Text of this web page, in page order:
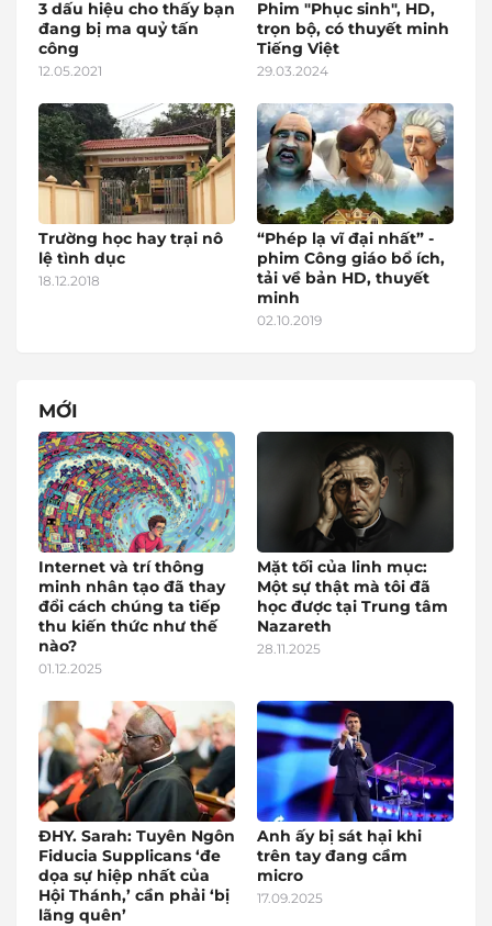
3 dấu hiệu cho thấy bạn
đang bị ma quỷ tấn
công
12.05.2021
Phim "Phục sinh", HD,
trọn bộ, có thuyết minh
Tiếng Việt
29.03.2024
Trường học hay trại nô
lệ tình dục
18.12.2018
“Phép lạ vĩ đại nhất” -
phim Công giáo bổ ích,
tải về bản HD, thuyết
minh
02.10.2019
MỚI
Internet và trí thông
minh nhân tạo đã thay
đổi cách chúng ta tiếp
thu kiến thức như thế
nào?
01.12.2025
Mặt tối của linh mục:
Một sự thật mà tôi đã
học được tại Trung tâm
Nazareth
28.11.2025
ĐHY. Sarah: Tuyên Ngôn
Fiducia Supplicans ‘đe
dọa sự hiệp nhất của
Hội Thánh,’ cần phải ‘bị
lãng quên’
Anh ấy bị sát hại khi
trên tay đang cầm
micro
17.09.2025